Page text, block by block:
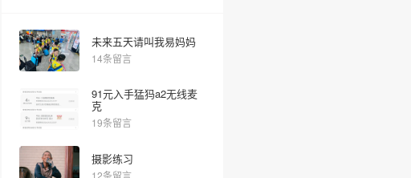
未来五天请叫我易妈妈
14条留言
91元入手猛犸a2无线麦
克
19条留言
摄影练习
12条留言